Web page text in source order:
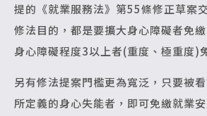
提的《就業服務法》第55條修正草案
修法目的，都是要擴大身心障礙者免
身心障礙程度3以上者(重度、極重度)
另有修法提案門檻更為寬泛，只要被
所定義的身心失能者，即可免繳就業